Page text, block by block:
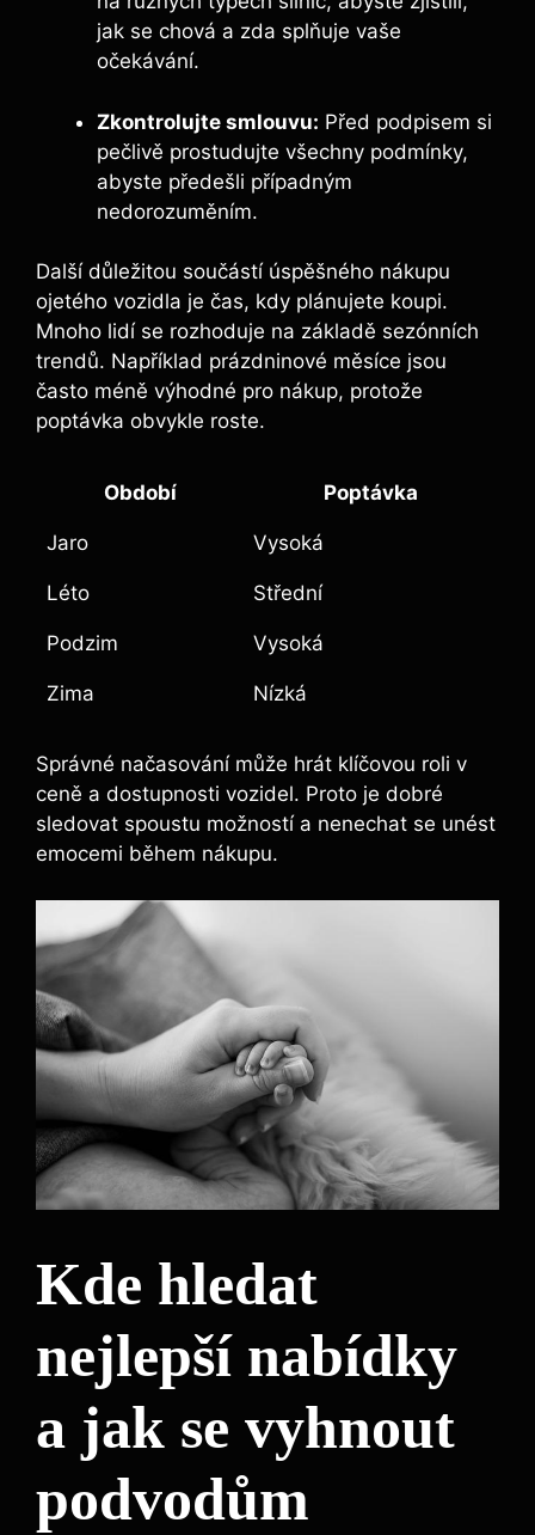
jak se chová a zda splňuje vaše
očekávání.
Zkontrolujte smlouvu: Před podpisem si
pečlivě prostudujte všechny podmínky,
abyste předešli případným
nedorozuměním.
Další důležitou součástí úspěšného nákupu
ojetého vozidla je čas, kdy plánujete koupi.
Mnoho lidí se rozhoduje na základě sezónních
trendů. Například prázdninové měsíce jsou
často méně výhodné pro nákup, protože
poptávka obvykle roste.
Období Poptávka
Jaro Vysoká
Léto Střední
Podzim Vysoká
Zima Nízká
Správné načasování může hrát klíčovou roli v
ceně a dostupnosti vozidel. Proto je dobré
sledovat spoustu možností a nenechat se unést
emocemi během nákupu.
Kde hledat
nejlepší nabídky
a jak se vyhnout
podvodům